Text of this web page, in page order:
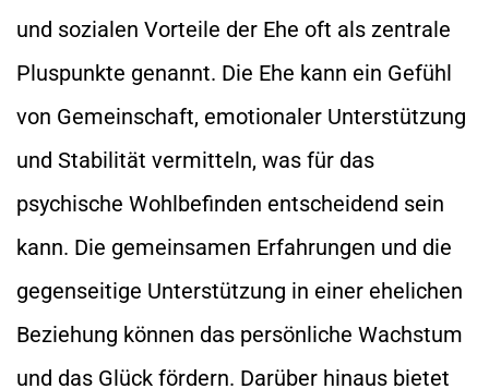
und sozialen Vorteile der Ehe oft als zentrale
Pluspunkte genannt. Die Ehe kann ein Gefühl
von Gemeinschaft, emotionaler Unterstützung
und Stabilität vermitteln, was für das
psychische Wohlbefinden entscheidend sein
kann. Die gemeinsamen Erfahrungen und die
gegenseitige Unterstützung in einer ehelichen
Beziehung können das persönliche Wachstum
und das Glück fördern. Darüber hinaus bietet